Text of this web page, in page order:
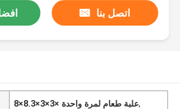
اتصل بنا
8×8.3×3×3× علبة طعام لمرة واحدة,